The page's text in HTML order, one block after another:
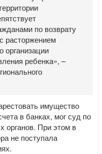
по возврату
расторжением
организации
ребенка», –
имущество
в банках, мог суд по
органов. При этом в
не поступала